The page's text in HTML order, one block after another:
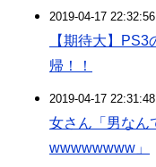
2019-04-17
【期待大】
帰！！
2019-04-17
女さん「男なん
wwwwwwww」